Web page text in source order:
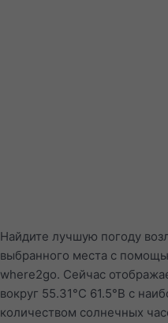
Найдите лучшую погоду
выбранного места с
where2go. Сейчас
вокруг 55.31°С 61.5°В с
количеством солнечных